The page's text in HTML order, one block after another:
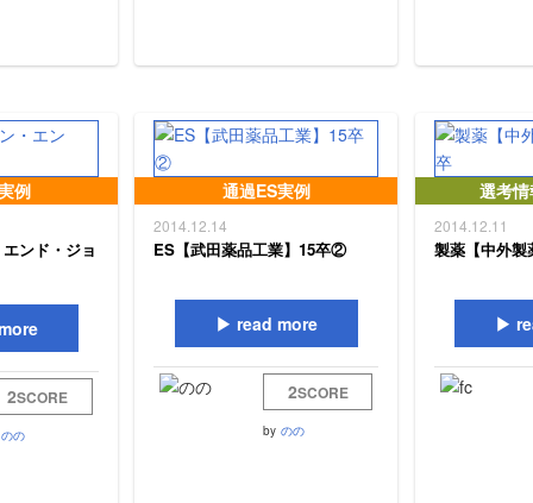
例
ンド・ジョ
2SCORE
のの
通過ES実例
2014.12.14
ES【武田薬品工業】15卒②
read more
2SCORE
by のの
選考
2014.12.11
製薬【中外製